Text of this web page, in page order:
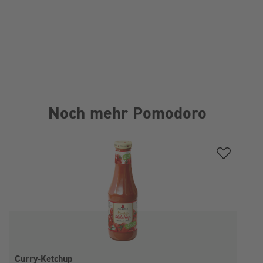
Noch mehr Pomodoro
Curry-Ketchup